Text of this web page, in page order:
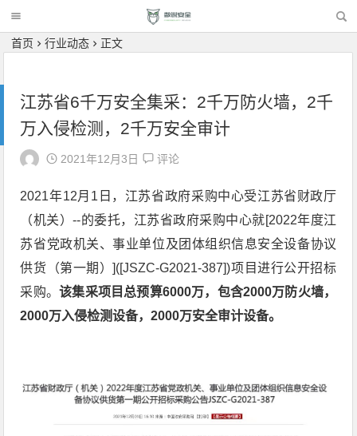
首页 行业动态 正文
江苏省6千万安全集采：2千万防火墙，2千
万入侵检测，2千万安全审计
2021年12月3日 评论
2021年12月1日，江苏省政府采购中心受江苏省财政厅
（机关）--的委托，江苏省政府采购中心就[2022年度江
苏省党政机关、事业单位及团体组织信息安全设备协议
供货（第一期）]([JSZC-G2021-387])项目进行公开招标
采购。该集采项目总预算6000万，包含2000万防火墙，
2000万入侵检测设备，2000万安全审计设备。